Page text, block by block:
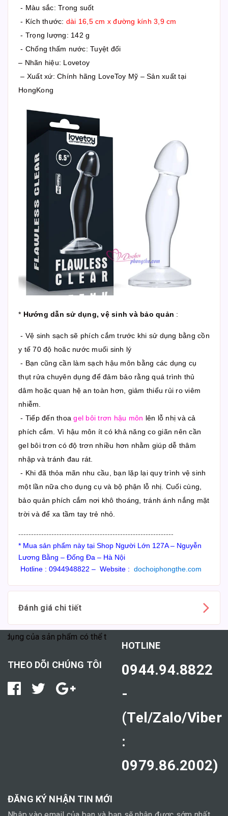
- Màu sắc: Trong suốt
- Kích thước: dài 16,5 cm x đường kính 3,9 cm
- Trọng lượng: 142 g
- Chống thấm nước: Tuyệt đối
– Nhãn hiệu: Lovetoy
– Xuất xứ: Chính hãng LoveToy Mỹ – Sản xuất tại
HongKong
* Hướng dẫn sử dụng, vệ sinh và bảo quản :
- Vệ sinh sạch sẽ phích cắm trước khi sử dụng bằng cồn
y tế 70 độ hoăc nước muối sinh lý
- Bạn cũng cần làm sạch hậu môn bằng các dụng cụ
thụt rửa chuyên dụng để đảm bảo rằng quá trình thủ
dâm hoặc quan hệ an toàn hơn, giảm thiểu rủi ro viêm
nhiễm.
- Tiếp đến thoagel bôi trơn hậu môn lên lỗ nhị và cả
phích cắm. Vì hậu môn ít có khả năng co giãn nên cần
gel bôi trơn có độ trơn nhiều hơn nhằm giúp dễ thâm
nhập và tránh đau rát.
- Khi đã thỏa mãn nhu cầu, bạn lặp lại quy trình vệ sinh
một lần nữa cho dụng cụ và bộ phận lỗ nhị. Cuối cùng,
bảo quản phích cắm nơi khô thoáng, tránh ánh nắng mặt
trời và để xa tầm tay trẻ nhỏ.
-------------------------------------------------------------
* Mua sản phẩm này tại Shop Người Lớn 127A – Nguyễn
Lương Bằng – Đống Đa – Hà Nội
Hotline : 0944948822 – Website : dochoiphongthe.com
Đánh giá chi tiết
của sản phẩm có thể tùy thuộc vào cơ địa mỗi người."
THEO DÕI CHÚNG TÔI
HOTLINE
0944.94.8822
-
(Tel/Zalo/Viber
:
0979.86.2002)
ĐĂNG KÝ NHẬN TIN MỚI